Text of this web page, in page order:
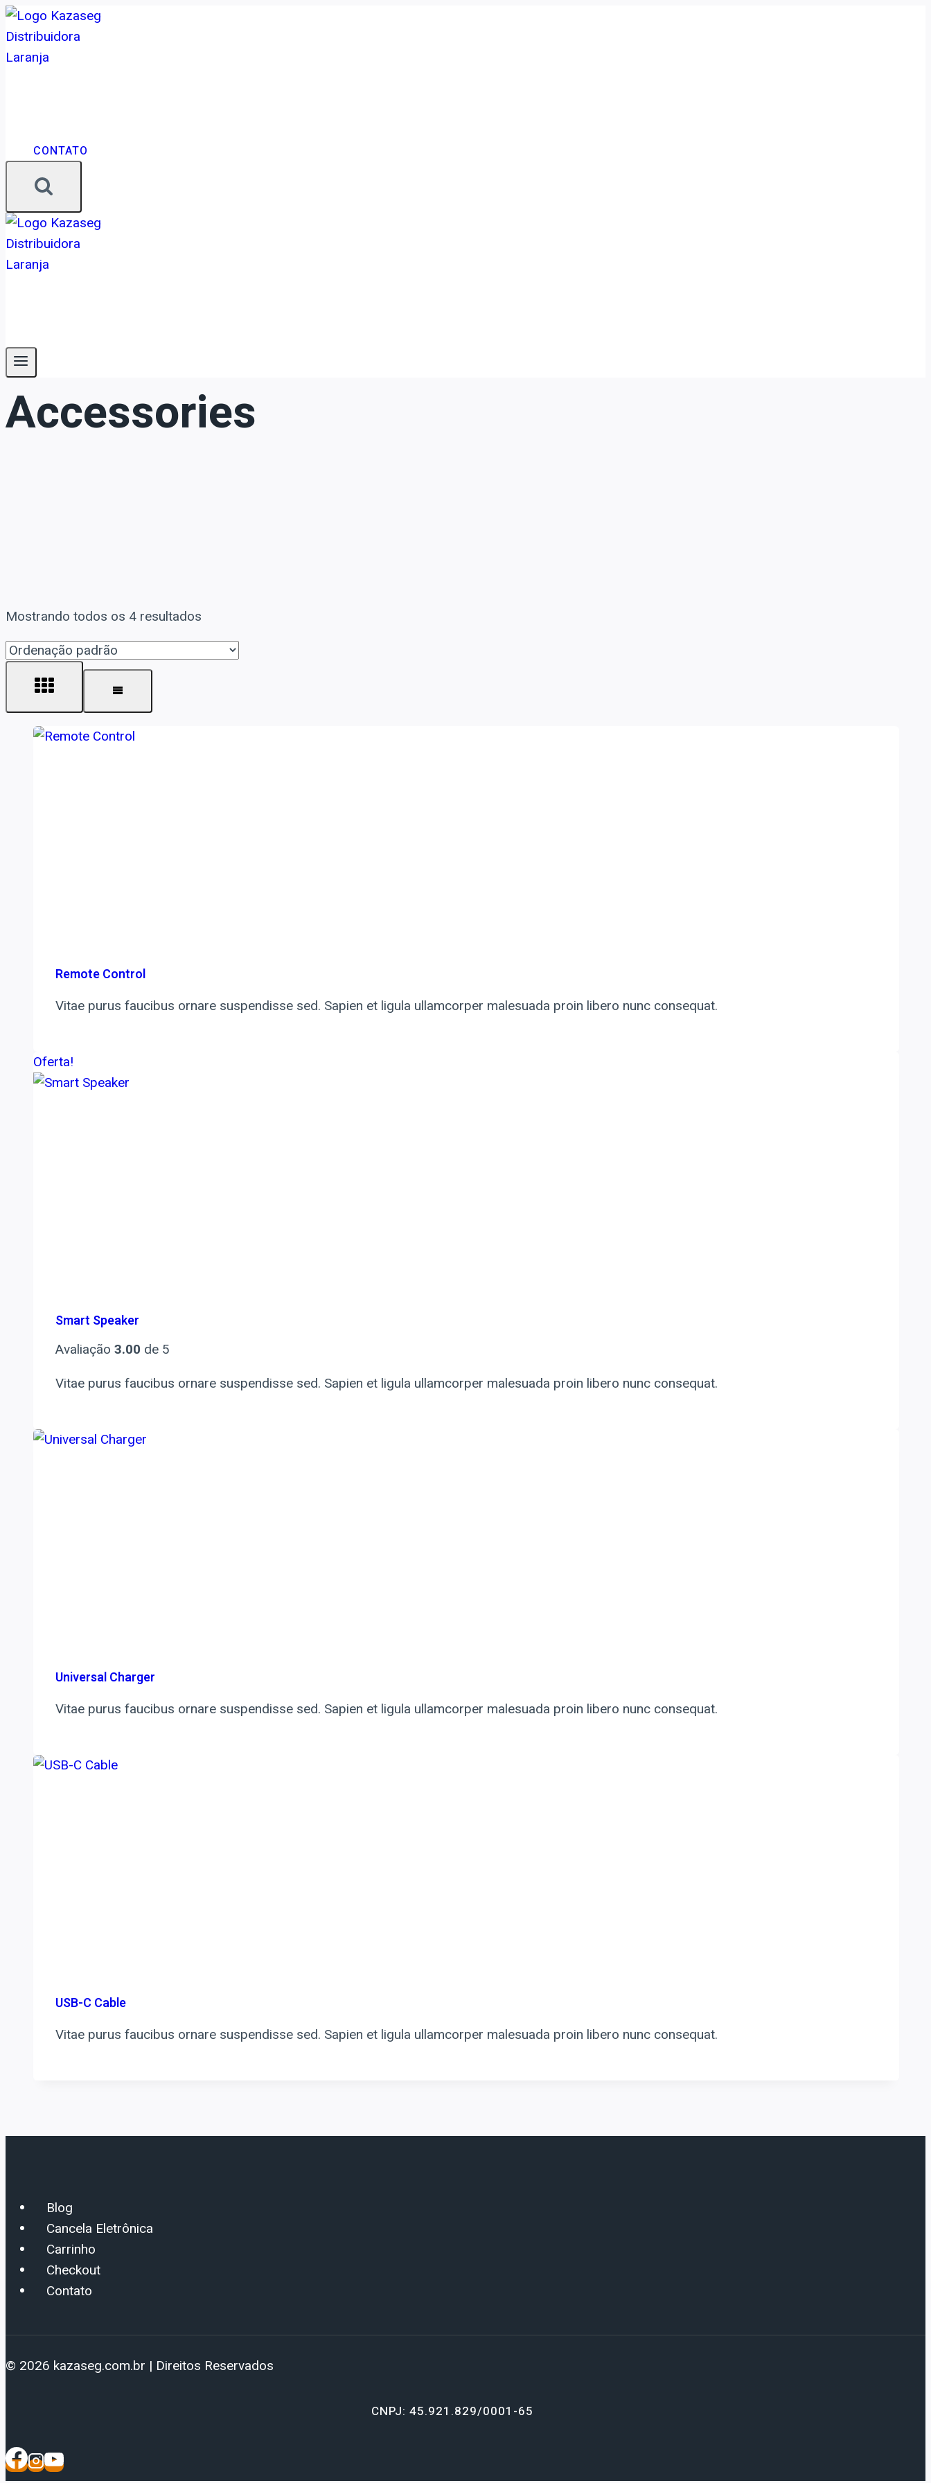
CONTATO
Accessories
Mostrando todos os 4 resultados
Remote Control
Vitae purus faucibus ornare suspendisse sed. Sapien et ligula ullamcorper malesuada proin libero nunc consequat.
Oferta!
Smart Speaker
Avaliação 3.00 de 5
Vitae purus faucibus ornare suspendisse sed. Sapien et ligula ullamcorper malesuada proin libero nunc consequat.
Universal Charger
Vitae purus faucibus ornare suspendisse sed. Sapien et ligula ullamcorper malesuada proin libero nunc consequat.
USB-C Cable
Vitae purus faucibus ornare suspendisse sed. Sapien et ligula ullamcorper malesuada proin libero nunc consequat.
Blog
Cancela Eletrônica
Carrinho
Checkout
Contato
© 2026 kazaseg.com.br | Direitos Reservados
CNPJ: 45.921.829/0001-65